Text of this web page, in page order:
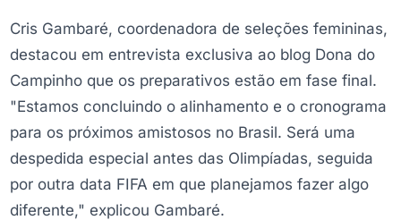
Cris Gambaré, coordenadora de seleções femininas,
destacou em entrevista exclusiva ao blog Dona do
Campinho que os preparativos estão em fase final.
"Estamos concluindo o alinhamento e o cronograma
para os próximos amistosos no Brasil. Será uma
despedida especial antes das Olimpíadas, seguida
por outra data FIFA em que planejamos fazer algo
diferente," explicou Gambaré.